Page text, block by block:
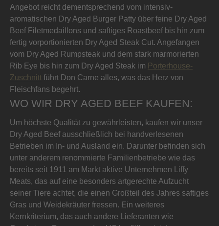
Angebot reicht dementsprechend vom intensiv-
aromatischen Dry Aged Burger Patty über feine Dry Aged
Beef Filetmedaillons und saftiges Roastbeef bis hin zum
fertig vorportionierten Dry Aged Steak Cut. Angefangen
vom Dry Aged Rumpsteak und dem stark marmorierten
Rib Eye bis hin zum Dry Aged Steak im Porterhouse-
Zuschnitt führt Don Carne alles, was das Herz von
Fleischfans begehrt.
WO WIR DRY AGED BEEF KAUFEN:
Um höchste Qualität zu gewährleisten, kaufen wir unser
Dry Aged Beef ausschließlich bei handverlesenen
Betrieben im In- und Ausland ein. Darunter befinden sich
unter anderem renommierte Familienbetriebe wie das
bereits seit 1911 am Markt aktive Unternehmen Liffy
Meats, das auf eine besonders artgerechte Aufzucht
seiner Tiere achtet, die einen Großteil des Jahres saftiges
Gras und Weidekräuter fressen. Ein weiteres
Kernkriterium, das auch andere Lieferanten wie